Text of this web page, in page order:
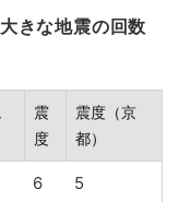
きな地震の回数
震
度
震度（京
都）
6 5